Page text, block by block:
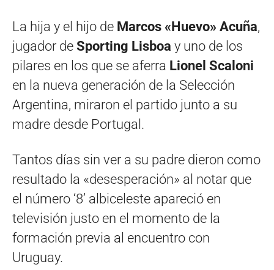
La hija y el hijo de Marcos «Huevo» Acuña,
jugador de Sporting Lisboa y uno de los
pilares en los que se aferra Lionel Scaloni
en la nueva generación de la Selección
Argentina, miraron el partido junto a su
madre desde Portugal.
Tantos días sin ver a su padre dieron como
resultado la «desesperación» al notar que
el número ‘8’ albiceleste apareció en
televisión justo en el momento de la
formación previa al encuentro con
Uruguay.